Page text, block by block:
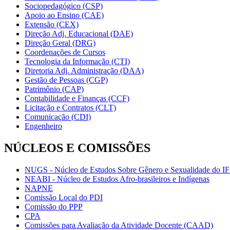
Sociopedagógico (CSP)
Apoio ao Ensino (CAE)
Extensão (CEX)
Direção Adj. Educacional (DAE)
Direção Geral (DRG)
Coordenações de Cursos
Tecnologia da Informação (CTI)
Diretoria Adj. Administração (DAA)
Gestão de Pessoas (CGP)
Patrimônio (CAP)
Contabilidade e Finanças (CCF)
Licitação e Contratos (CLT)
Comunicação (CDI)
Engenheiro
NÚCLEOS E COMISSÕES
NUGS - Núcleo de Estudos Sobre Gênero e Sexualidade do
NEABI - Núcleo de Estudos Afro-brasileiros e Indígenas
NAPNE
Comissão Local do PDI
Comissão do PPP
CPA
Comissões para Avaliação da Atividade Docente (CAAD)